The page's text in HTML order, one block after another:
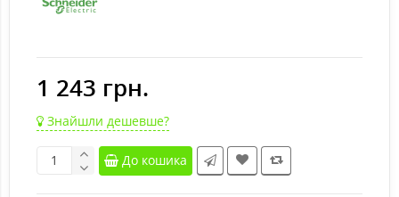
1 243 грн.
Знайшли дешевше?
До кошика